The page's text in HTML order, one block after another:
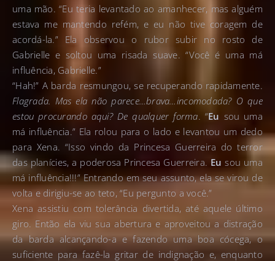
uma mão. “Eu teria levantado ao amanhecer, mas alguém
estava me mantendo refém, e eu não tive coragem de
acordá-la.” Ela observou o rubor subir no rosto de
Gabrielle e soltou uma risada suave. “Você é uma má
influência, Gabrielle.”
“Hah!” A barda resmungou, se recuperando rapidamente.
Flagrada. Mas ela não parece…brava…incomodada? O que
estou procurando aqui? De qualquer forma. “Eu sou uma
má influência.” Ela rolou para o lado e levantou um dedo
para Xena. “Isso vindo da Princesa Guerreira do terror
das planícies, a poderosa Princesa Guerreira. Eu sou uma
má influência!!!” Entrando em seu assunto, ela se virou de
volta e dirigiu-se ao teto, “Eu pergunto a você.”
Xena assistiu com tolerância divertida, até aquele último
giro. Então ela viu sua abertura e aproveitou a distração
da barda alcançando-a e fazendo uma boa cócega, o
suficiente para fazê-la gritar de indignação e, enquanto